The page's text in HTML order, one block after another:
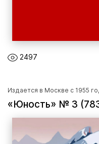
2497
Издается в Москве с 1955
«Юность» № 3